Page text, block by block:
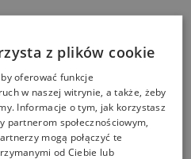
z plików cookie
oferować funkcje
w naszej witrynie, a także, żeby
Informacje o tym, jak korzystasz
społecznościowym,
mogą połączyć te
od Ciebie lub